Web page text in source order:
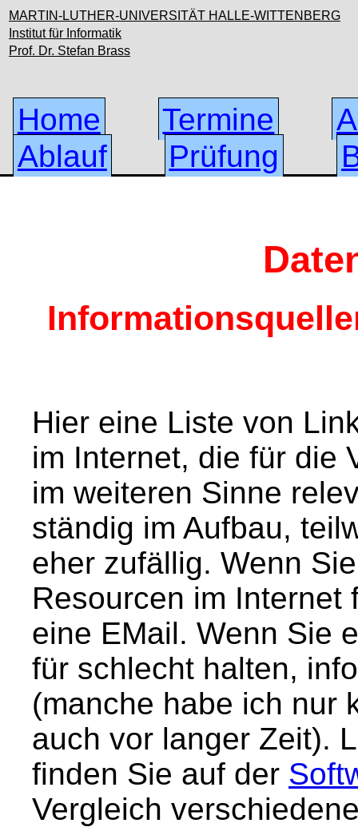
MARTIN-LUTHER-UNIVERSITÄT HALLE-WITTENBERG
Institut für Informatik
Prof. Dr. Stefan Brass
Home Termine
Ablauf
Prüfung
Hier eine Liste von
im Internet, die für die
im weiteren Sinne
ständig im Aufbau,
eher zufällig. Wenn
Resourcen im Internet
eine EMail. Wenn Sie
für schlecht halten,
(manche habe ich nur
auch vor langer Zeit).
finden Sie auf der
Vergleich